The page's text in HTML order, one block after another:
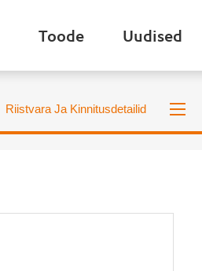
Toode Uudised
Riistvara Ja Kinnitusdetailid